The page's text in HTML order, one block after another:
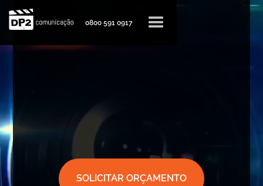
0800 591 0917
SOLICITAR ORÇAMENTO